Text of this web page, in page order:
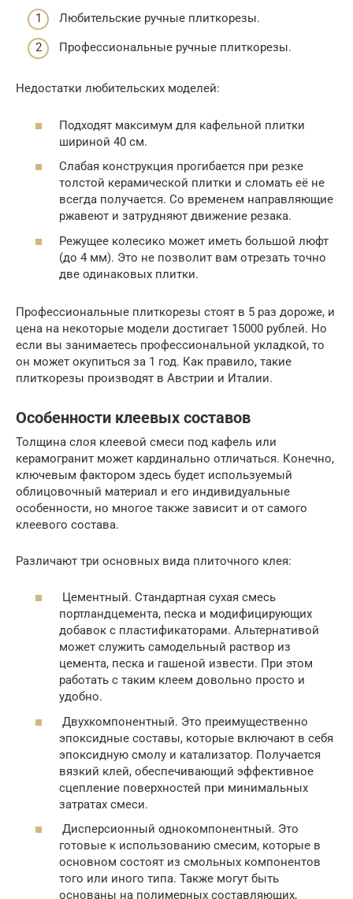
Любительские ручные плиткорезы.
Профессиональные ручные плиткорезы.
Недостатки любительских моделей:
Подходят максимум для кафельной плитки
шириной 40 см.
Слабая конструкция прогибается при резке
толстой керамической плитки и сломать её не
всегда получается. Со временем направляющие
ржавеют и затрудняют движение резака.
Режущее колесико может иметь большой люфт
(до 4 мм). Это не позволит вам отрезать точно
две одинаковых плитки.
Профессиональные плиткорезы стоят в 5 раз дороже, и
цена на некоторые модели достигает 15000 рублей. Но
если вы занимаетесь профессиональной укладкой, то
он может окупиться за 1 год. Как правило, такие
плиткорезы производят в Австрии и Италии.
Особенности клеевых составов
Толщина слоя клеевой смеси под кафель или
керамогранит может кардинально отличаться. Конечно,
ключевым фактором здесь будет используемый
облицовочный материал и его индивидуальные
особенности, но многое также зависит и от самого
клеевого состава.
Различают три основных вида плиточного клея:
Цементный. Стандартная сухая смесь
портландцемента, песка и модифицирующих
добавок с пластификаторами. Альтернативой
может служить самодельный раствор из
цемента, песка и гашеной извести. При этом
работать с таким клеем довольно просто и
удобно.
Двухкомпонентный. Это преимущественно
эпоксидные составы, которые включают в себя
эпоксидную смолу и катализатор. Получается
вязкий клей, обеспечивающий эффективное
сцепление поверхностей при минимальных
затратах смеси.
Дисперсионный однокомпонентный. Это
готовые к использованию смесим, которые в
основном состоят из смольных компонентов
того или иного типа. Также могут быть
основаны на полимерных составляющих,